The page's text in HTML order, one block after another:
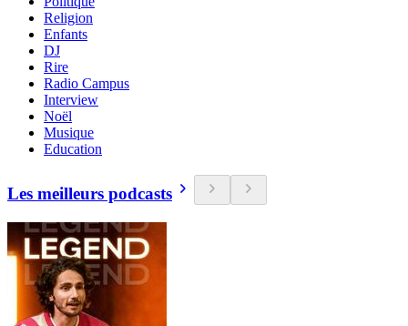
Religion
Enfants
DJ
Rire
Radio Campus
Interview
Noël
Musique
Education
Les meilleurs podcasts